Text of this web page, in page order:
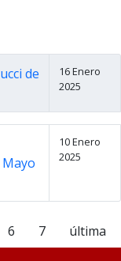
de
16 Enero
2025
10 Enero
2025
6 7 última